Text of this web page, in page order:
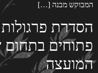
המבוקש מבנה […]
הסדרת
פתוחים בתחום
המועצה